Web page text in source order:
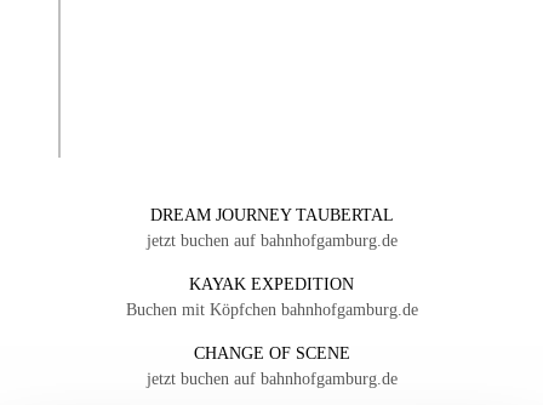
DREAM JOURNEY TAUBERTAL
jetzt buchen auf bahnhofgamburg.de
KAYAK EXPEDITION
Buchen mit Köpfchen bahnhofgamburg.de
CHANGE OF SCENE
jetzt buchen auf bahnhofgamburg.de